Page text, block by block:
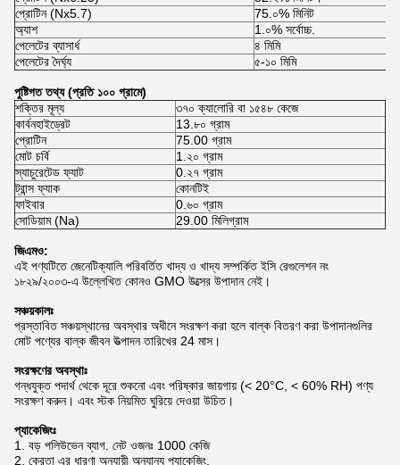
প্রোটিন (Nx5.7)
75.০% মিনিট
অ্যাশ
1.০% সর্বোচ্চ.
পেলেটের ব্যাসার্ধ
৪ মিমি
পেলেটের দৈর্ঘ্য
৫-১০ মিমি
পুষ্টিগত তথ্য (প্রতি ১০০ গ্রামে)
শক্তির মূল্য
৩৭০ ক্যালোরি বা ১৫৪৮ কেজে
কার্বনহাইড্রেট
13.৮০ গ্রাম
প্রোটিন
75.00 গ্রাম
মোট চর্বি
1.২০ গ্রাম
স্যাচুরেটেড ফ্যাট
0.২৭ গ্রাম
ট্রান্স ফ্যাক
কোনটিই
ফাইবার
0.৬০ গ্রাম
সোডিয়াম (Na)
29.00 মিলিগ্রাম
জিএমও:
এই পণ্যটিতে জেনেটিক্যালি পরিবর্তিত খাদ্য ও খাদ্য সম্পর্কিত ইসি রেগুলেশন নং
১৮২৯/২০০৩-এ উল্লেখিত কোনও GMO উত্সের উপাদান নেই।
সঞ্চয়কালঃ
প্রস্তাবিত সঞ্চয়স্থানের অবস্থার অধীনে সংরক্ষণ করা হলে বাল্ক বিতরণ করা উপাদানগুলির
মোট পণ্যের বাল্ক জীবন উত্পাদন তারিখের 24 মাস।
সংরক্ষণের অবস্থাঃ
গন্ধযুক্ত পদার্থ থেকে দূরে শুকনো এবং পরিষ্কার জায়গায় (< 20°C, < 60% RH) পণ্য
সংরক্ষণ করুন। এবং স্টক নিয়মিত ঘুরিয়ে দেওয়া উচিত।
প্যাকেজিংঃ
1. বড় পলিউভেন ব্যাগ. নেট ওজনঃ 1000 কেজি
2. ক্রেতা এর ধারণা অনুযায়ী অন্যান্য প্যাকেজিং.